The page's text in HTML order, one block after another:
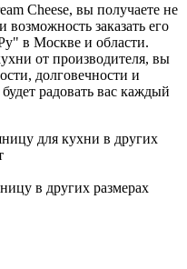
Cheese, вы получаете не
возможность заказать его
в Москве и области.
от производителя, вы
долговечности и
радовать вас каждый
для кухни в других
в других размерах